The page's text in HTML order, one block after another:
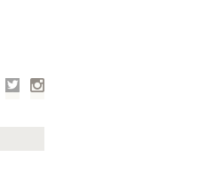
STORE TOP
Twitter